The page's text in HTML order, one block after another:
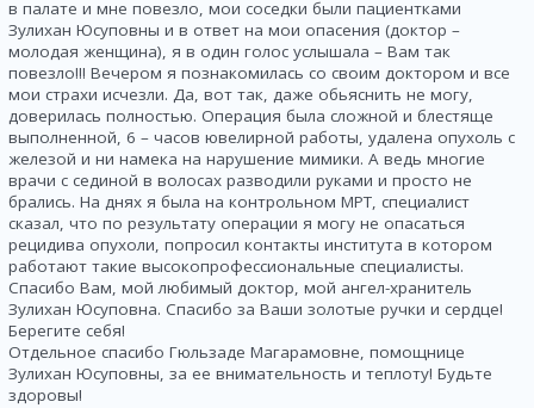
в палате и мне повезло, мои соседки были пациентками
Зулихан Юсуповны и в ответ на мои опасения (доктор –
молодая женщина), я в один голос услышала – Вам так
повезло!!! Вечером я познакомилась со своим доктором и все
мои страхи исчезли. Да, вот так, даже обьяснить не могу,
доверилась полностью. Операция была сложной и блестяще
выполненной, 6 – часов ювелирной работы, удалена опухоль с
железой и ни намека на нарушение мимики. А ведь многие
врачи с сединой в волосах разводили руками и просто не
брались. На днях я была на контрольном МРТ, специалист
сказал, что по результату операции я могу не опасаться
рецидива опухоли, попросил контакты института в котором
работают такие высокопрофессиональные специалисты.
Спасибо Вам, мой любимый доктор, мой ангел-хранитель
Зулихан Юсуповна. Спасибо за Ваши золотые ручки и сердце!
Берегите себя!
Отдельное спасибо Гюльзаде Магарамовне, помощнице
Зулихан Юсуповны, за ее внимательность и теплоту! Будьте
здоровы!